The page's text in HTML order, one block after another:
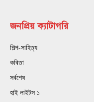
জনপ্রিয় ক্যাটাগরি
শিল্প-সাহিত্য
কবিতা
সর্বশেষ
হাই লাইটস ১